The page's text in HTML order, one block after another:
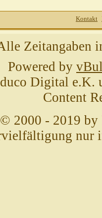
Kontakt
Zeitangaben
Powered by
Digital e.K.
Content
2000 - 2019 by
nur